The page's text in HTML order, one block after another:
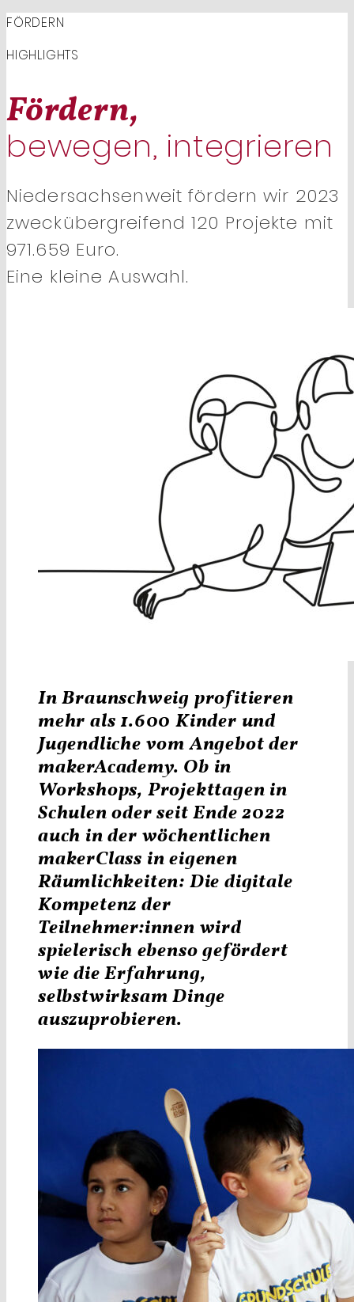
FÖRDERN
HIGHLIGHTS
Fördern,
bewegen, integrieren
Niedersachsenweit fördern wir 2023
zweckübergreifend 120 Projekte mit
971.659 Euro.
Eine kleine Auswahl.
In Braunschweig profitieren
mehr als 1.600 Kinder und
Jugendliche vom Angebot der
makerAcademy. Ob in
Workshops, Projekttagen in
Schulen oder seit Ende 2022
auch in der wöchentlichen
makerClass in eigenen
Räumlichkeiten: Die digitale
Kompetenz der
Teilnehmer:innen wird
spielerisch ebenso gefördert
wie die Erfahrung,
selbstwirksam Dinge
auszuprobieren.